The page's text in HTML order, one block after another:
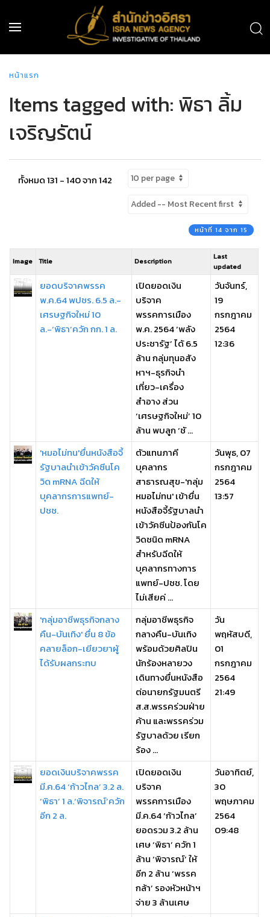
หน้าแรก
Items tagged with: พิธา ลิ้ม
เจริญรัตน์
ทั้งหมด 131 - 140 จาก 142
หน้าที่ 14 จาก 15
Image Title Description
Last
updated
ยอดบริจาคพรรค
พ.ค.64 พปชร. 6.5 ล.-
เศรษฐกิจใหม่ 10
ล.-‘พิธา’ควัก กก. 1 ล.
เปิดยอดเงิน
บริจาค
พรรคการเมือง
พ.ค. 2564 ‘พลัง
ประชารัฐ’ ได้ 6.5
ล้าน กลุ่มทุนอสัง
หาฯ-ธุรกิจนำ
เที่ยว-เครื่อง
สำอาง ส่วน
‘เศรษฐกิจใหม่’ 10
ล้าน พบลูก ‘ชั ...
วันจันทร์,
19
กรกฎาคม
2564
12:36
'หมอไม่ทน'ยื่นหนังสือจี้
รัฐบาลนำเข้าวัคซีนโค
วิด mRNA ฉีดให้
บุคลากรการแพทย์-
ปชช.
ตัวแทนภาคี
บุคลากร
สาธารณสุข-'กลุ่ม
หมอไม่ทน' เข้ายื่น
หนังสือจี้รัฐบาลนำ
เข้าวัคซีนป้องกันโค
วิดชนิด mRNA
สำหรับฉีดให้
บุคลากรทางการ
แพทย์-ปชช. โดย
ไม่เสียค่ ...
วันพุธ, 07
กรกฎาคม
2564
13:57
'กลุ่มอาชีพธุรกิจกลาง
คืน-บันเทิง' ยื่น 8 ข้อ
คลายล็อก-เยียวยาผู้
ได้รับผลกระทบ
กลุ่มอาชีพธุรกิจ
กลางคืน-บันเทิง
พร้อมด้วยศิลปิน
นักร้องหลายวง
เดินทางยื่นหนังสือ
ต่อนายกรัฐมนตรี
ส.ส.พรรคร่วมฝ่าย
ค้าน และพรรคร่วม
รัฐบาลด้วย เรียก
ร้อง ...
วัน
พฤหัสบดี,
01
กรกฎาคม
2564
21:49
ยอดเงินบริจาคพรรค
มี.ค.64 ‘ก้าวไกล’ 3.2 ล.
‘พิธา’ 1 ล.‘พิจารณ์’ควัก
อีก 2 ล.
เปิดยอดเงิน
บริจาค
พรรคการเมือง
มี.ค.64 ‘ก้าวไกล’
ยอดรวม 3.2 ล้าน
เศษ ‘พิธา’ ควัก 1
ล้าน ‘พิจารณ์’ ให้
อีก 2 ล้าน ‘พรรค
กล้า’ รองหัวหน้าฯ
จ่าย 3 ล้านเศษ
วันอาทิตย์,
30
พฤษภาคม
2564
09:48